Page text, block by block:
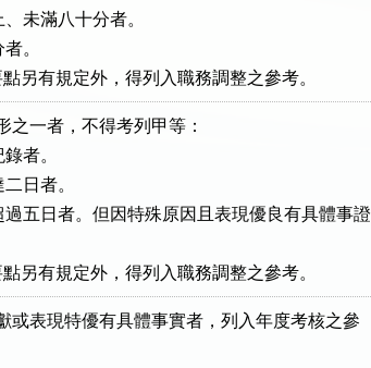
未滿八十分者。
。
點另有規定外，得列入職務調整之參考。
之一者，不得考列甲等：
者。
日者。
五日者。但因特殊原因且表現優良有具體事證
點另有規定外，得列入職務調整之參考。
或表現特優有具體事實者，列入年度考核之參